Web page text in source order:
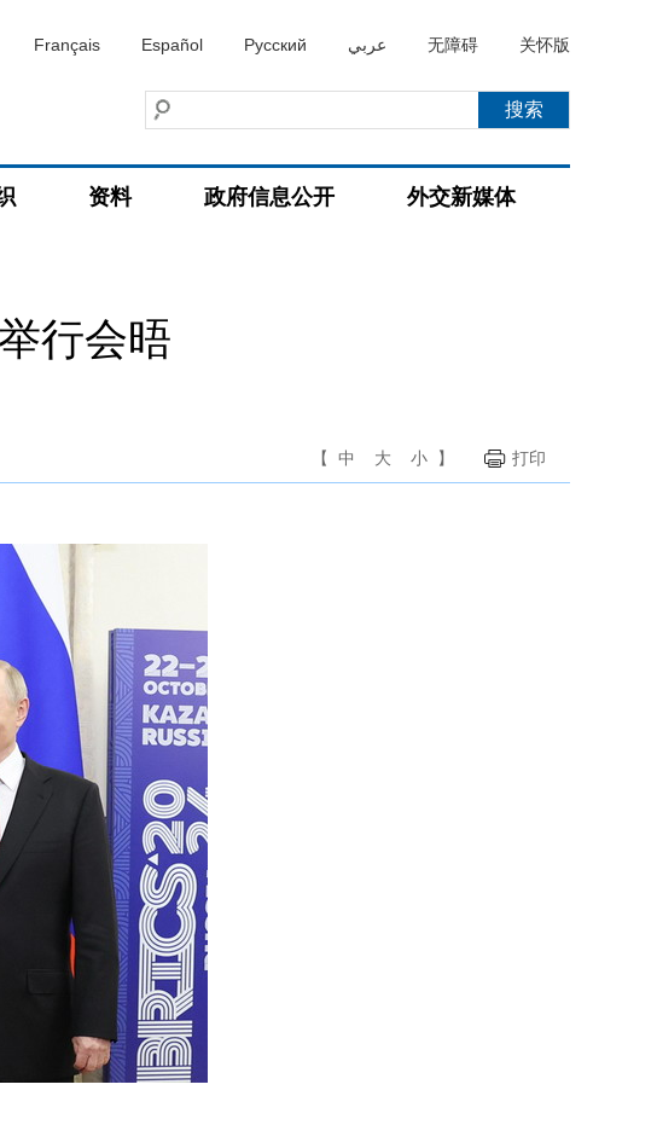
Français Español Русский عربي 无障碍 关怀版
资料 政府信息公开 外交新媒体
行会晤
【 中 大 小 】 打印